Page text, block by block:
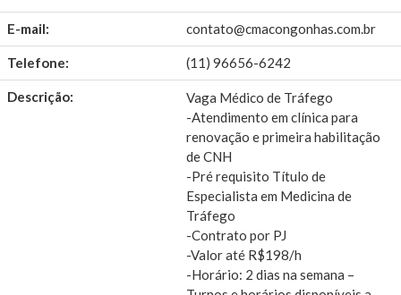
E-mail: contato@cmacongonhas.com.br
Telefone: (11) 96656-6242
Descrição:
Vaga Médico de Tráfego
-Atendimento em clínica para
renovação e primeira habilitação
de CNH
-Pré requisito Título de
Especialista em Medicina de
Tráfego
-Contrato por PJ
-Valor até R$198/h
-Horário: 2 dias na semana –